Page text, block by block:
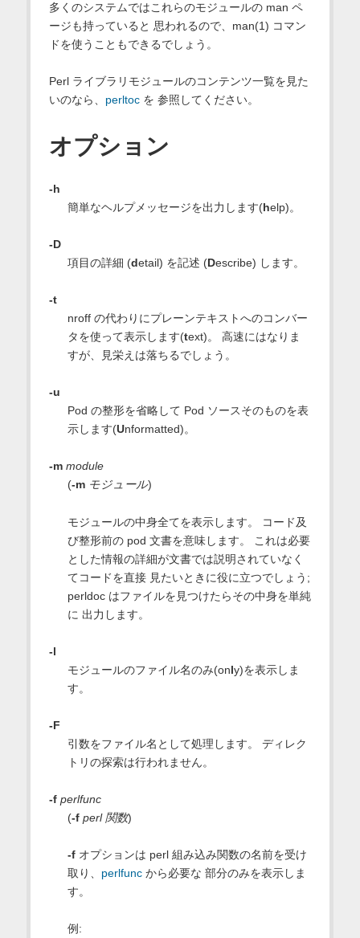
多くのシステムではこれらのモジュールの man ペ
ージも持っていると 思われるので、man(1) コマン
ドを使うこともできるでしょう。
Perl ライブラリモジュールのコンテンツ一覧を見た
いのなら、 perltocを 参照してください。
オプション
-h
簡単なヘルプメッセージを出力します(help)。
-D
項目の詳細 (detail) を記述 (Describe) します。
-t
nroff の代わりにプレーンテキストへのコンバー
タを使って表示します(text)。 高速にはなりま
すが、見栄えは落ちるでしょう。
-u
Pod の整形を省略して Pod ソースそのものを表
示します(Unformatted)。
-m module
(-m モジュール)
モジュールの中身全てを表示します。 コード及
び整形前の pod 文書を意味します。 これは必要
とした情報の詳細が文書では説明されていなく
てコードを直接 見たいときに役に立つでしょう;
perldoc はファイルを見つけたらその中身を単純
に 出力します。
-l
モジュールのファイル名のみ(only)を表示しま
す。
-F
引数をファイル名として処理します。 ディレク
トリの探索は行われません。
-f perlfunc
(-f perl 関数)
-fオプションは perl 組み込み関数の名前を受け
取り、 perlfuncから必要な 部分のみを表示しま
す。
例: